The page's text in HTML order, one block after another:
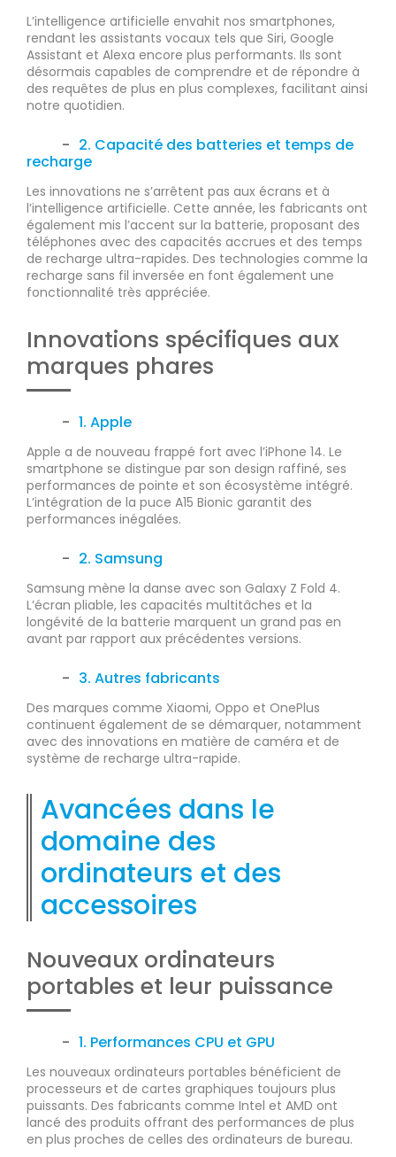
L’intelligence artificielle envahit nos smartphones,
rendant les assistants vocaux tels que Siri, Google
Assistant et Alexa encore plus performants. Ils sont
désormais capables de comprendre et de répondre à
des requêtes de plus en plus complexes, facilitant ainsi
notre quotidien.
2. Capacité des batteries et temps de
recharge
Les innovations ne s’arrêtent pas aux écrans et à
l’intelligence artificielle. Cette année, les fabricants ont
également mis l’accent sur la batterie, proposant des
téléphones avec des capacités accrues et des temps
de recharge ultra-rapides. Des technologies comme la
recharge sans fil inversée en font également une
fonctionnalité très appréciée.
Innovations spécifiques aux
marques phares
1. Apple
Apple a de nouveau frappé fort avec l’iPhone 14. Le
smartphone se distingue par son design raffiné, ses
performances de pointe et son écosystème intégré.
L’intégration de la puce A15 Bionic garantit des
performances inégalées.
2. Samsung
Samsung mène la danse avec son Galaxy Z Fold 4.
L’écran pliable, les capacités multitâches et la
longévité de la batterie marquent un grand pas en
avant par rapport aux précédentes versions.
3. Autres fabricants
Des marques comme Xiaomi, Oppo et OnePlus
continuent également de se démarquer, notamment
avec des innovations en matière de caméra et de
système de recharge ultra-rapide.
Avancées dans le
domaine des
ordinateurs et des
accessoires
Nouveaux ordinateurs
portables et leur puissance
1. Performances CPU et GPU
Les nouveaux ordinateurs portables bénéficient de
processeurs et de cartes graphiques toujours plus
puissants. Des fabricants comme Intel et AMD ont
lancé des produits offrant des performances de plus
en plus proches de celles des ordinateurs de bureau.